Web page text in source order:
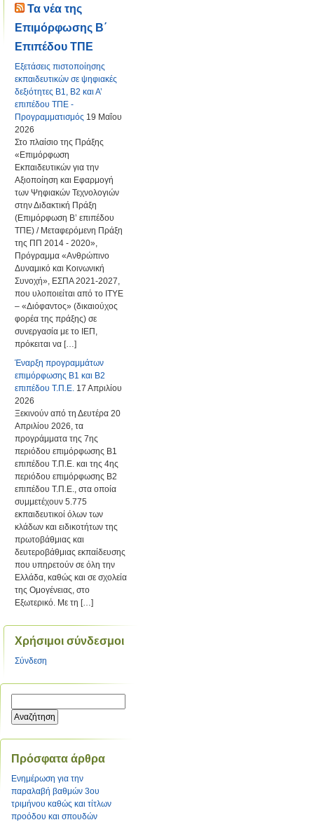
Πρόσφατα άρθρα
Ενημέρωση για την
παραλαβή βαθμών 3ου
τριμήνου καθώς και τίτλων
προόδου και σπουδών
Τα νέα της
Επιμόρφωσης Β΄
Επιπέδου ΤΠΕ
Εξετάσεις πιστοποίησης
εκπαιδευτικών σε ψηφιακές
δεξιότητες Β1, Β2 και Α’
επιπέδου ΤΠΕ -
Προγραμματισμός 19 Μαΐου
2026
Στο πλαίσιο της Πράξης
«Επιμόρφωση
Εκπαιδευτικών για την
Αξιοποίηση και Εφαρμογή
των Ψηφιακών Τεχνολογιών
στην Διδακτική Πράξη
(Επιμόρφωση Β’ επιπέδου
ΤΠΕ) / Μεταφερόμενη Πράξη
της ΠΠ 2014 - 2020»,
Πρόγραμμα «Ανθρώπινο
Δυναμικό και Κοινωνική
Συνοχή», ΕΣΠΑ 2021-2027,
που υλοποιείται από το ΙΤΥΕ
– «Διόφαντος» (δικαιούχος
φορέα της πράξης) σε
συνεργασία με το ΙΕΠ,
πρόκειται να […]
Έναρξη προγραμμάτων
επιμόρφωσης Β1 και Β2
επιπέδου Τ.Π.Ε. 17 Απριλίου
2026
Ξεκινούν από τη Δευτέρα 20
Απριλίου 2026, τα
προγράμματα της 7ης
περιόδου επιμόρφωσης Β1
επιπέδου Τ.Π.Ε. και της 4ης
περιόδου επιμόρφωσης Β2
επιπέδου Τ.Π.Ε., στα οποία
συμμετέχουν 5.775
εκπαιδευτικοί όλων των
κλάδων και ειδικοτήτων της
πρωτοβάθμιας και
δευτεροβάθμιας εκπαίδευσης
που υπηρετούν σε όλη την
Ελλάδα, καθώς και σε σχολεία
της Ομογένειας, στο
Εξωτερικό. Με τη […]
Χρήσιμοι σύνδεσμοι
Σύνδεση